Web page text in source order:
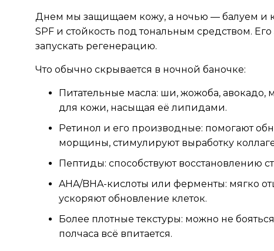
Днем мы защищаем кожу, а ночью — балуем и
SPF и стойкость под тональным средством.
запускать регенерацию.
Что обычно скрывается в ночной баночке:
Питательные масла: ши, жожоба, авокадо,
для кожи, насыщая её липидами.
Ретинол и его производные: помогают
морщины, стимулируют выработку
Пептиды: способствуют восстановлению
AHA/BHA-кислоты или ферменты: мягко
ускоряют обновление клеток.
Более плотные текстуры: можно не
полчаса всё впитается.